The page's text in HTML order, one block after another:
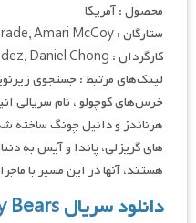
محصول : آمریکا
ستارگان : Demetri Martin, Connor Andrade, Amari McCoy
کارگردان : Manny Hernandez, Daniel Chong
لینک‌های مرتبط : جستجوی
خرس‌های کوچولو ، نام سریالی
هرناندز و دانیل چونگ
های گریزلی، پاندا و آیس به
هستند، آنها در این مسیر با
دانلود سریال We Baby Bears